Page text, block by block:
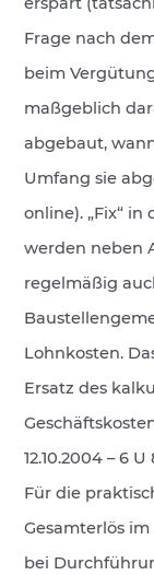
Frage nach
beim
maßgeblich
abgebaut,
Umfang sie
online). „Fix“
werden neben
regelmäßig
Lohnkosten.
Ersatz des
12.10.2004 – 6
Für die
Gesamterlös
bei